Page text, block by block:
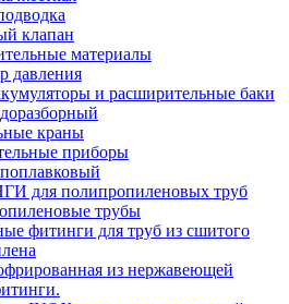
клапан
материалы
давления
и расширительные баки
краны
приборы
для полипропиленовых труб
трубы
фитинги для труб из сшитого
из нержавеющей